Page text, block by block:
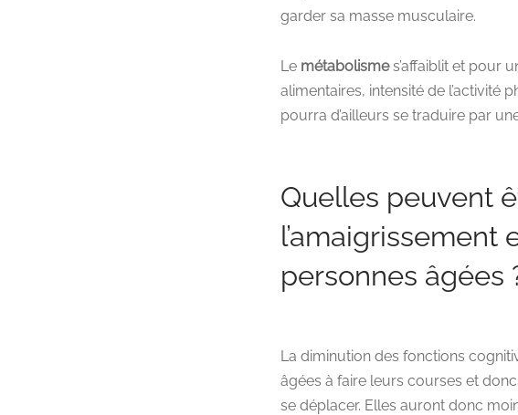
garder sa masse musculaire.
Le métabolismes’affaiblit et pour
alimentaires, intensité de l’activité
pourra d’ailleurs se traduire par
Quelles peuvent
personnes âgées
La diminution des fonctions
âgées à faire leurs courses et
se déplacer. Elles auront donc